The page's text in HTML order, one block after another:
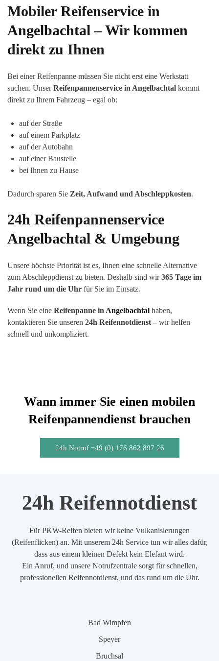
Mobiler Reifenservice in
Angelbachtal – Wir kommen
direkt zu Ihnen
Bei einer Reifenpanne müssen Sie nicht erst eine Werkstatt
suchen. UnserReifenpannenservice in Angelbachtal kommt
direkt zu Ihrem Fahrzeug – egal ob:
auf der Straße
auf einem Parkplatz
auf der Autobahn
auf einer Baustelle
bei Ihnen zu Hause
Dadurch sparen Sie Zeit, Aufwand und Abschleppkosten.
24h Reifenpannenservice
Angelbachtal & Umgebung
Unsere höchste Priorität ist es, Ihnen eine schnelle Alternative
zum Abschleppdienst zu bieten. Deshalb sind wir365 Tage im
Jahr rund um die Uhr für Sie im Einsatz.
Wenn Sie eine Reifenpanne inAngelbachtal haben,
kontaktieren Sie unseren 24h Reifennotdienst– wir helfen
schnell und unkompliziert.
Wann immer Sie einen mobilen
Reifenpannendienst brauchen
24h Notruf +49 (0) 176 862 897 26
24h Reifennotdienst
Für PKW-Reifen bieten wir keine Vulkanisierungen
(Reifenflicken) an. Mit unserem 24h Service tun wir alles dafür,
dass aus einem kleinen Defekt kein Elefant wird.
Ein Anruf, und unsere Notrufzentrale sorgt für schnellen,
professionellen Reifennotdienst, und das rund um die Uhr.
Bad Wimpfen
Speyer
Bruchsal